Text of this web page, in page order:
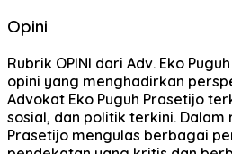
Opini
Rubrik OPINI dari Adv. Eko
opini yang menghadirkan
Advokat Eko Puguh Prasetijo
sosial, dan politik terkini. Dalam
Prasetijo mengulas berbagai